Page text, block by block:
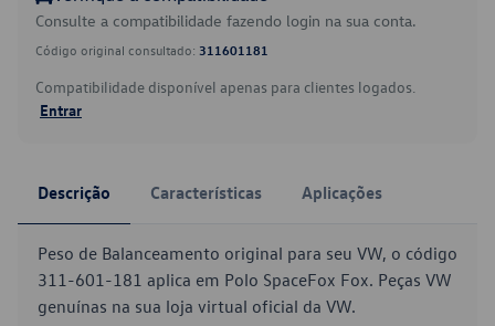
Consulte a compatibilidade fazendo login na sua conta.
Código original consultado: 311601181
Compatibilidade disponível apenas para clientes logados.
Entrar
Descrição Características Aplicações
Peso de Balanceamento original para seu VW, o código
311-601-181 aplica em Polo SpaceFox Fox. Peças VW
genuínas na sua loja virtual oficial da VW.